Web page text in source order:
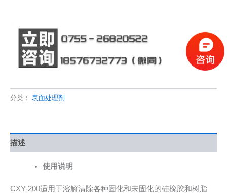
分类： 表面处理剂
描述
使用说明
CXY-200适用于溶解清除各种固化和未固化的硅橡胶和树脂